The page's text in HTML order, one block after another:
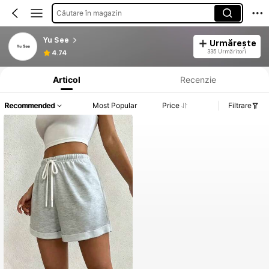
Căutare în magazin
Yu See
4.74
Urmărește
335 Urmăritori
Informații despre produs: Divulgarea prețului, detalii privind vânzările și stocul.
Articol Recenzie
Recommended Most Popular Price Filtrare